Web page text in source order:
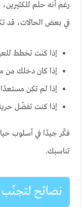
رغم أنه حلم
في بعض الحالات، قد
إذا كنت تخطط
إذا كان دخلك من
إذا لم تكن مستعدًا
إذا كنت تفضّل
فكّر جيدًا في أسلوب
تناسبك.
نصائح لتجنّب